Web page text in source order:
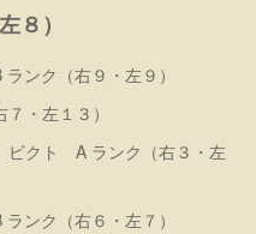
８）
右９・左９）
左１３）
ンク（右３・左
右６・左７）